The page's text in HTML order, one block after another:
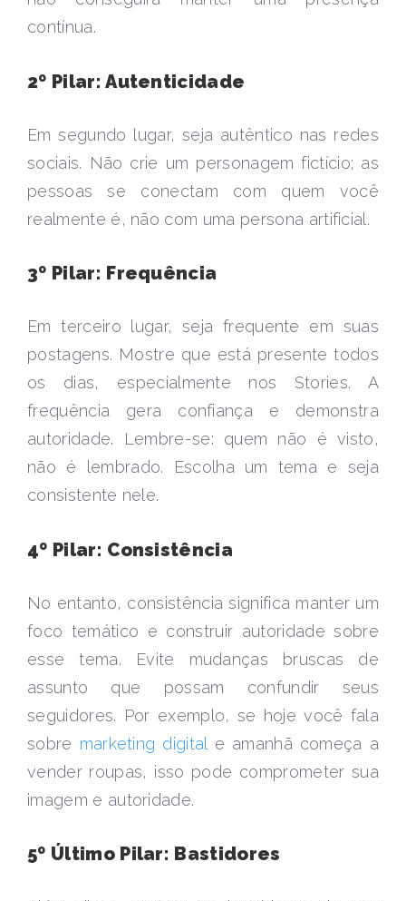
contínua.
2º Pilar: Autenticidade
Em segundo lugar, seja autêntico nas redes
sociais. Não crie um personagem fictício; as
pessoas se conectam com quem você
realmente é, não com uma persona artificial.
3º Pilar: Frequência
Em terceiro lugar, seja frequente em suas
postagens. Mostre que está presente todos
os dias, especialmente nos Stories. A
frequência gera confiança e demonstra
autoridade. Lembre-se: quem não é visto,
não é lembrado. Escolha um tema e seja
consistente nele.
4º Pilar: Consistência
No entanto, consistência significa manter um
foco temático e construir autoridade sobre
esse tema. Evite mudanças bruscas de
assunto que possam confundir seus
seguidores. Por exemplo, se hoje você fala
sobre marketing digital e amanhã começa a
vender roupas, isso pode comprometer sua
imagem e autoridade.
5º Último Pilar: Bastidores